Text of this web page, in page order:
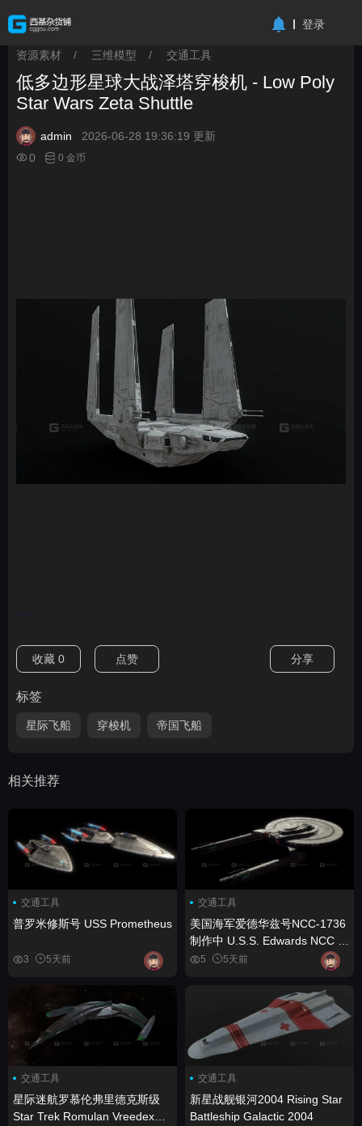
登录
资源素材 / 三维模型 / 交通工具
低多边形星球大战泽塔穿梭机 - Low Poly
Star Wars Zeta Shuttle
admin
2026-06-28 19:36:19 更新
0
0 金币
收藏 0 点赞 分享
标签
星际飞船 穿梭机 帝国飞船
相关推荐
交通工具
普罗米修斯号 USS Prometheus
3 5天前
交通工具
美国海军爱德华兹号NCC-1736
制作中 U.S.S. Edwards NCC -
1736 Star Trek WIP
5 5天前
交通工具
星际迷航罗慕伦弗里德克斯级
Star Trek Romulan Vreedex
交通工具
新星战舰银河2004 Rising Star
Battleship Galactic 2004